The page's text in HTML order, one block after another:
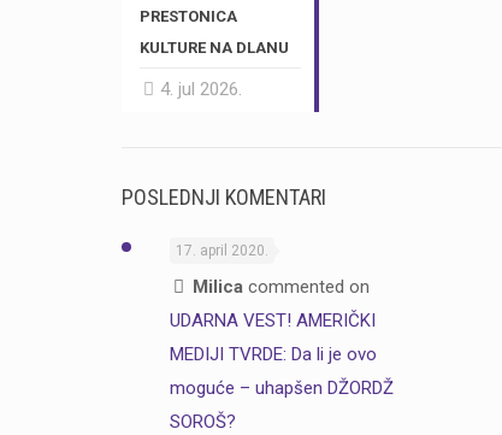
PRESTONICA
KULTURE NA DLANU
4. jul 2026.
POSLEDNJI KOMENTARI
17. april 2020.
Milicacommented on
UDARNA VEST! AMERIČKI
MEDIJI TVRDE: Da li je ovo
moguće – uhapšen DŽORDŽ
SOROŠ?